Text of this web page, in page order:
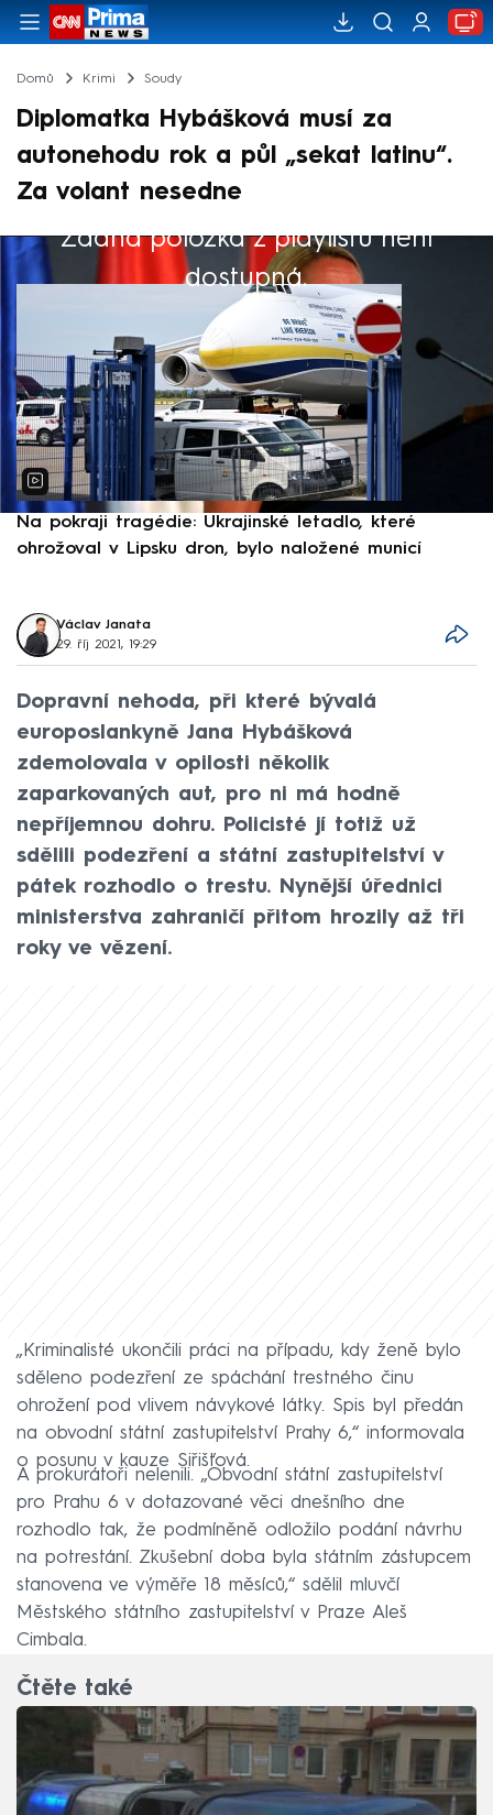
Domů Krimi Soudy
Diplomatka Hybášková musí za
autonehodu rok a půl „sekat latinu“.
Za volant nesedne
Žádná položka z playlistu není
dostupná.
Výběr redakce
Na pokraji tragédie: Ukrajinské letadlo, které
ohrožoval v Lipsku dron, bylo naložené municí
Václav Janata
29. říj 2021, 19:29
Dopravní nehoda, při které bývalá
europoslankyně Jana Hybášková
zdemolovala v opilosti několik
zaparkovaných aut, pro ni má hodně
nepříjemnou dohru. Policisté jí totiž už
sdělili podezření a státní zastupitelství v
pátek rozhodlo o trestu. Nynější úřednici
ministerstva zahraničí přitom hrozily až tři
roky ve vězení.
„Kriminalisté ukončili práci na případu, kdy ženě bylo
sděleno podezření ze spáchání trestného činu
ohrožení pod vlivem návykové látky. Spis byl předán
na obvodní státní zastupitelství Prahy 6,“ informovala
o posunu v kauze Siřišťová.
A prokurátoři nelenili. „Obvodní státní zastupitelství
pro Prahu 6 v dotazované věci dnešního dne
rozhodlo tak, že podmíněně odložilo podání návrhu
na potrestání. Zkušební doba byla státním zástupcem
stanovena ve výměře 18 měsíců,“ sdělil mluvčí
Městského státního zastupitelství v Praze Aleš
Cimbala.
Čtěte také